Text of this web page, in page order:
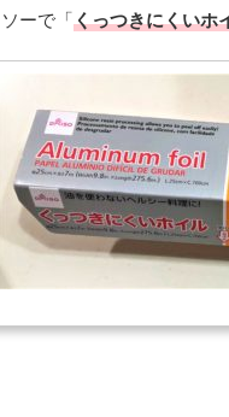
ーで「くっつきにくいホ